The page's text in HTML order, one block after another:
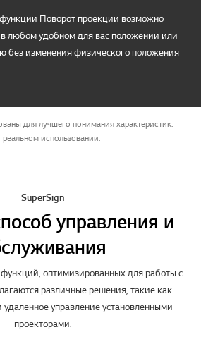
Поворот проекции возможно
любом удобном для вас положении или
без изменения физического положения
для лучшего понимания характеристик.
использовании.
SuperSign
управления и
оптимизированных для работы с
различные решения, такие как
удаленное управление установленными
проекторами.